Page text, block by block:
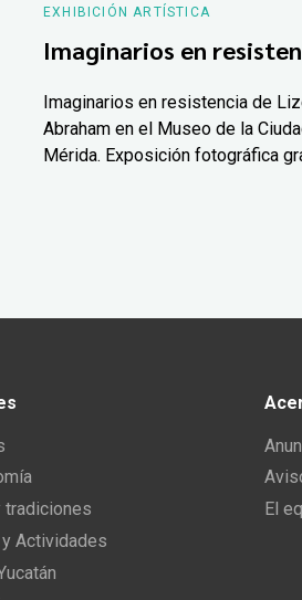
EXHIBICIÓN ARTÍSTICA
Imaginarios en
Imaginarios en resistencia de
Abraham en el Museo de la
Mérida. Exposición fotográfica
tradiciones
Actividades
El